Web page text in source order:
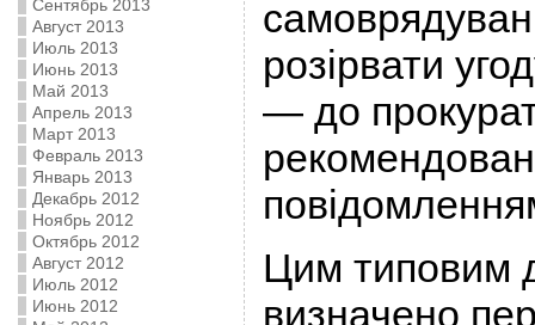
Сентябрь 2013
Август 2013
Июль 2013
Июнь 2013
Май 2013
Апрель 2013
Март 2013
Февраль 2013
Январь 2013
Декабрь 2012
Ноябрь 2012
Октябрь 2012
Август 2012
Июль 2012
Июнь 2012
розірвати
— до
Цим типовим
визначено